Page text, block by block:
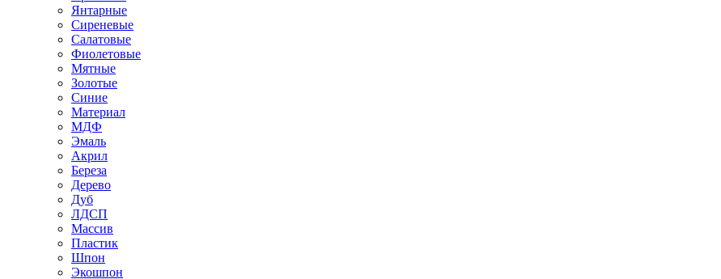
Янтарные
Сиреневые
Салатовые
Фиолетовые
Мятные
Золотые
Синие
Материал
МДФ
Эмаль
Акрил
Береза
Дерево
Дуб
ЛДСП
Массив
Пластик
Шпон
Экошпон